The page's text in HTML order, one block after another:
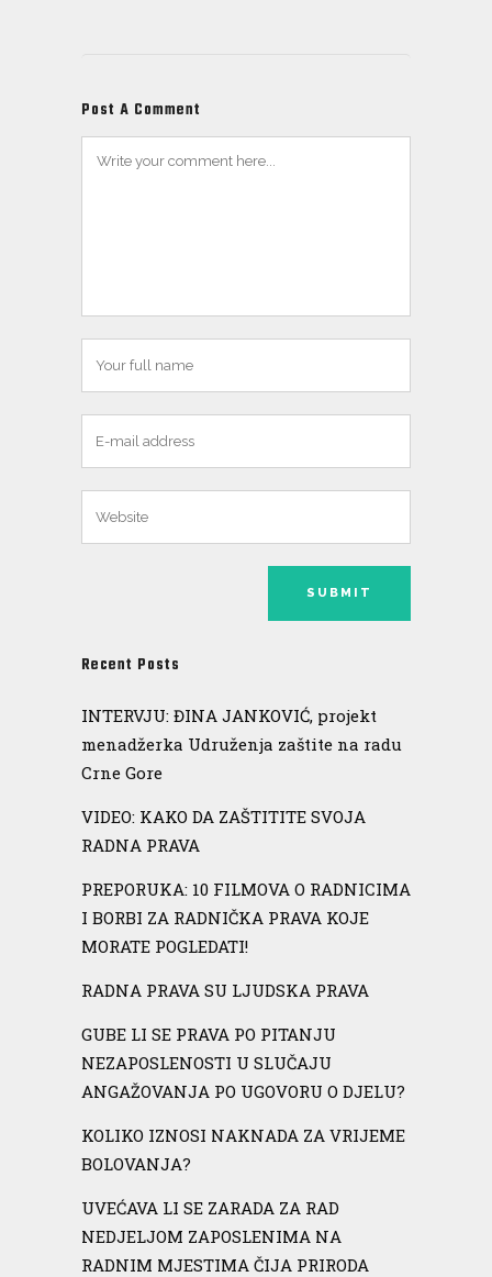
Post A Comment
Recent Posts
INTERVJU: ĐINA JANKOVIĆ, projekt
menadžerka Udruženja zaštite na radu
Crne Gore
VIDEO: KAKO DA ZAŠTITITE SVOJA
RADNA PRAVA
PREPORUKA: 10 FILMOVA O RADNICIMA
I BORBI ZA RADNIČKA PRAVA KOJE
MORATE POGLEDATI!
RADNA PRAVA SU LJUDSKA PRAVA
GUBE LI SE PRAVA PO PITANJU
NEZAPOSLENOSTI U SLUČAJU
ANGAŽOVANJA PO UGOVORU O DJELU?
KOLIKO IZNOSI NAKNADA ZA VRIJEME
BOLOVANJA?
UVEĆAVA LI SE ZARADA ZA RAD
NEDJELJOM ZAPOSLENIMA NA
RADNIM MJESTIMA ČIJA PRIRODA